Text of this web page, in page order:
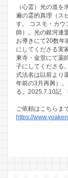
（心霊）光の道
遍の霊的真理（ス
す。 コスモ・カウ
師）。光の銀河連
お導きにて20数年
にしてくださる実
東寺・金堂にて薬
子にしてくださる
式法名は以前より
年前の3月再興）
る。2025.7.10記
ご依頼はこちらま
https://